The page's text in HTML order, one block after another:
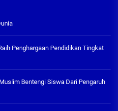
Penghargaan Pendidikan Tingkat
Bentengi Siswa Dari Pengaruh